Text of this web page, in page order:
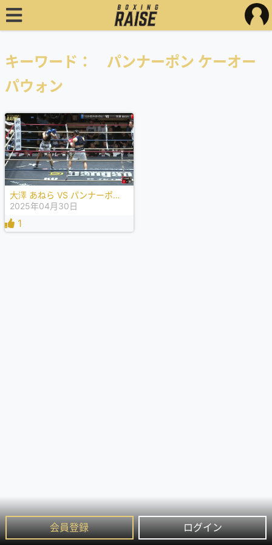
会員登録 ログイン
キーワード： パンナーポン ケーオー
パウォン
大澤 あねら VS パンナーポン ケーオーパウォン
2025年04月30日
1